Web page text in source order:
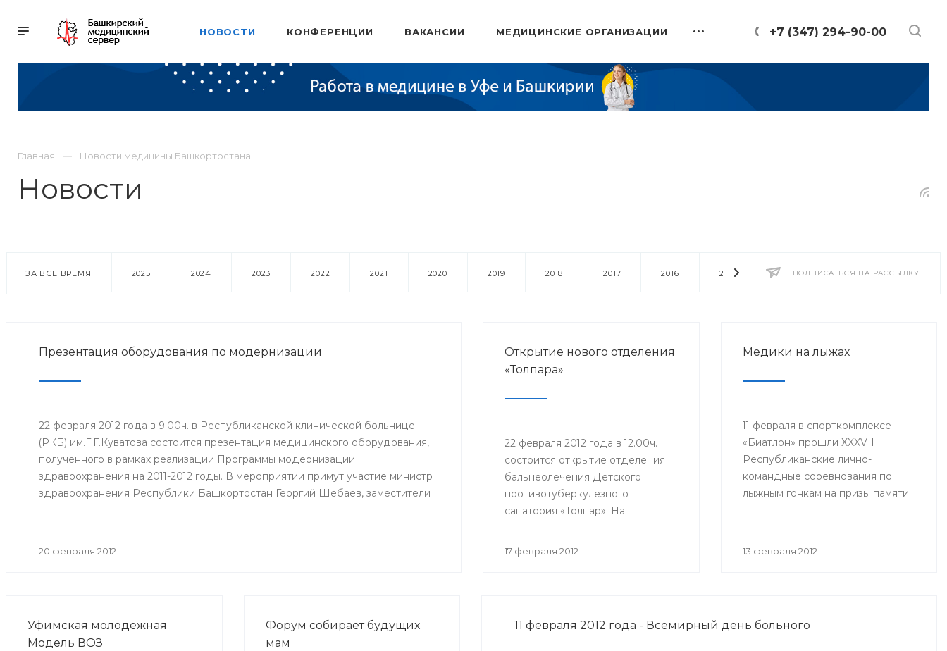
+7 (347) 294-90-00
НОВОСТИ КОНФЕРЕНЦИИ ВАКАНСИИ МЕДИЦИНСКИЕ ОРГАНИЗАЦИИ
Главная Новости медицины Башкортостана
Новости
ПОДПИСАТЬСЯ НА РАССЫЛКУ
ЗА ВСЕ ВРЕМЯ 2025 2024 2023 2022 2021 2020 2019 2018 2017 2016 2014 2013 2012 2011
Презентация оборудования по модернизации
22 февраля 2012 года в 9.00ч. в Республиканской клинической больнице
(РКБ) им.Г.Г.Куватова состоится презентация медицинского оборудования,
полученного в рамках реализации Программы модернизации
здравоохранения на 2011-2012 годы. В мероприятии примут участие министр
здравоохранения Республики Башкортостан Георгий Шебаев, заместители
20 февраля 2012
Открытие нового отделения
«Толпара»
22 февраля 2012 года в 12.00ч.
состоится открытие отделения
бальнеолечения Детского
противотуберкулезного
санатория «Толпар». На
примут участие заместитель
медицинского университета
17 февраля 2012
Медики на лыжах
11 февраля в спорткомплексе
«Биатлон» прошли XXXVII
Республиканские лично-
командные соревнования по
лыжным гонкам на призы памяти
Башкирского государственного
13 февраля 2012
Уфимская молодежная
Модель ВОЗ
Форум собирает будущих
мам
11 февраля 2012 года - Всемирный день больного